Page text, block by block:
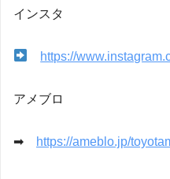
インスタ
https://
アメブロ
➡ https://ameblo.jp/